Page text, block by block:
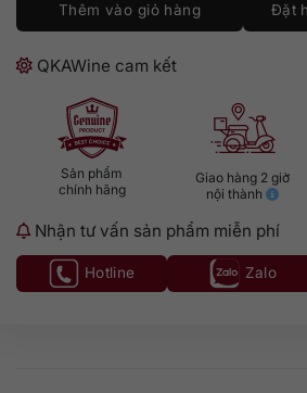
Thêm vào giỏ hàng Đặt
QKAWine cam kết
Sản phẩm
chính hãng
Giao hàng 2 giờ
nội thành
Nhận tư vấn sản phẩm miễn phí
Hotline Zalo